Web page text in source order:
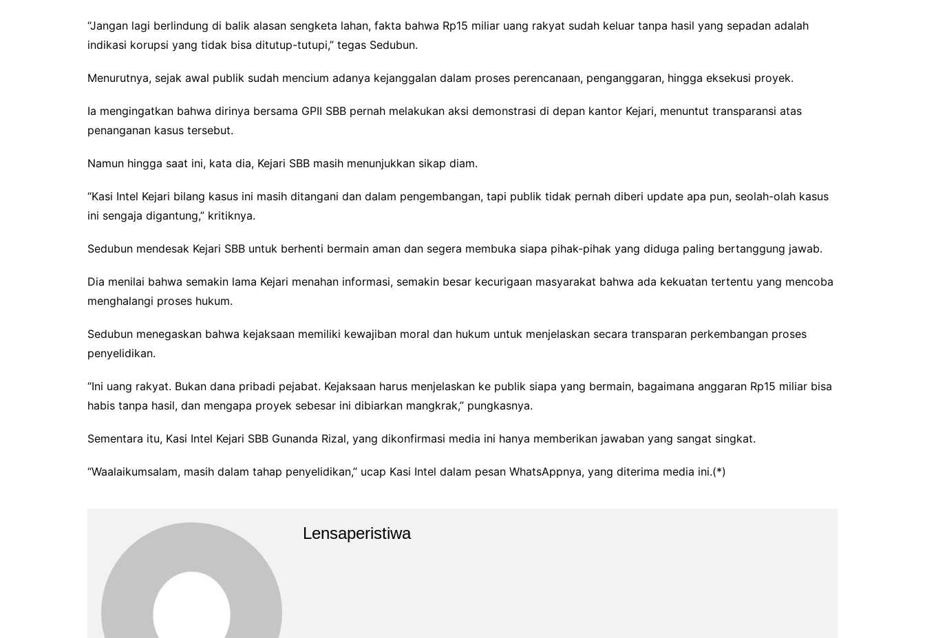
“Jangan lagi berlindung di balik alasan sengketa lahan, fakta bahwa Rp15 miliar uang rakyat sudah keluar tanpa hasil yang sepadan adalah
indikasi korupsi yang tidak bisa ditutup-tutupi,” tegas Sedubun.
Menurutnya, sejak awal publik sudah mencium adanya kejanggalan dalam proses perencanaan, penganggaran, hingga eksekusi proyek.
Ia mengingatkan bahwa dirinya bersama GPII SBB pernah melakukan aksi demonstrasi di depan kantor Kejari, menuntut transparansi atas
penanganan kasus tersebut.
Namun hingga saat ini, kata dia, Kejari SBB masih menunjukkan sikap diam.
“Kasi Intel Kejari bilang kasus ini masih ditangani dan dalam pengembangan, tapi publik tidak pernah diberi update apa pun, seolah-olah kasus
ini sengaja digantung,” kritiknya.
Sedubun mendesak Kejari SBB untuk berhenti bermain aman dan segera membuka siapa pihak-pihak yang diduga paling bertanggung jawab.
Dia menilai bahwa semakin lama Kejari menahan informasi, semakin besar kecurigaan masyarakat bahwa ada kekuatan tertentu yang mencoba
menghalangi proses hukum.
Sedubun menegaskan bahwa kejaksaan memiliki kewajiban moral dan hukum untuk menjelaskan secara transparan perkembangan proses
penyelidikan.
“Ini uang rakyat. Bukan dana pribadi pejabat. Kejaksaan harus menjelaskan ke publik siapa yang bermain, bagaimana anggaran Rp15 miliar bisa
habis tanpa hasil, dan mengapa proyek sebesar ini dibiarkan mangkrak,” pungkasnya.
Sementara itu, Kasi Intel Kejari SBB Gunanda Rizal, yang dikonfirmasi media ini hanya memberikan jawaban yang sangat singkat.
“Waalaikumsalam, masih dalam tahap penyelidikan,” ucap Kasi Intel dalam pesan WhatsAppnya, yang diterima media ini.(*)
Lensaperistiwa